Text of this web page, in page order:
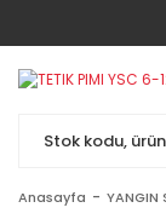
Anasayfa YANGIN